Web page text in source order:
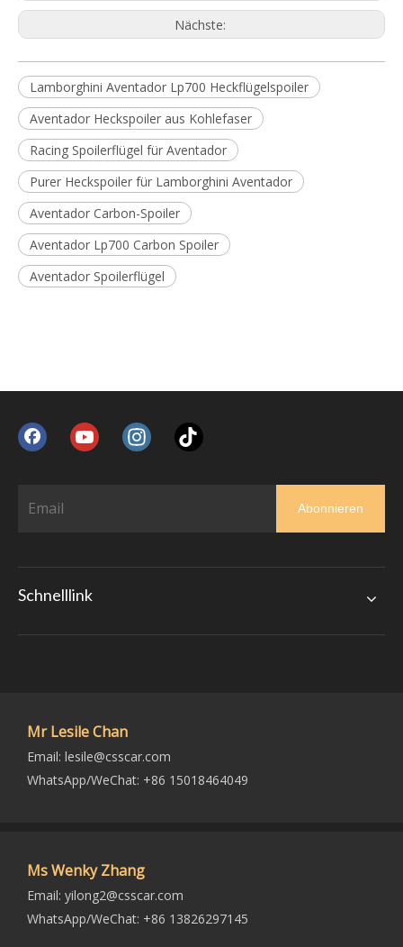
Nächste:
Lamborghini Aventador Lp700 Heckflügelspoiler
Aventador Heckspoiler aus Kohlefaser
Racing Spoilerflügel für Aventador
Purer Heckspoiler für Lamborghini Aventador
Aventador Carbon-Spoiler
Aventador Lp700 Carbon Spoiler
Aventador Spoilerflügel
Abonnieren
Schnelllink
Mr Lesile Chan
Email: lesile@csscar.com
WhatsApp/WeChat: +86 15018464049
Ms Wenky Zhang
Email: yilong2@csscar.com
WhatsApp/WeChat: +86 13826297145